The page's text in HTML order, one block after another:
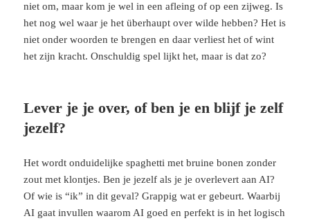
niet om, maar kom je wel in een afleing of op een zijweg. Is
het nog wel waar je het überhaupt over wilde hebben? Het is
niet onder woorden te brengen en daar verliest het of wint
het zijn kracht. Onschuldig spel lijkt het, maar is dat zo?
Lever je je over, of ben je en blijf je zelf
jezelf?
Het wordt onduidelijke spaghetti met bruine bonen zonder
zout met klontjes. Ben je jezelf als je je overlevert aan AI?
Of wie is “ik” in dit geval? Grappig wat er gebeurt. Waarbij
AI gaat invullen waarom AI goed en perfekt is in het logisch